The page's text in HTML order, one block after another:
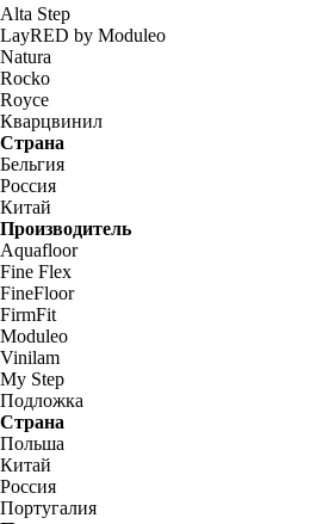
Alta Step
LayRED by Moduleo
Natura
Rocko
Royce
Кварцвинил
Страна
Бельгия
Россия
Китай
Производитель
Aquafloor
Fine Flex
FineFloor
FirmFit
Moduleo
Vinilam
My Step
Подложка
Страна
Польша
Китай
Россия
Португалия